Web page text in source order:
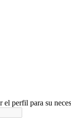
el perfil para su